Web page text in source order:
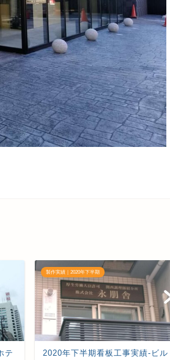
テ
製作実績｜2020年下半期
2020年下半期看板工事実績-ビル